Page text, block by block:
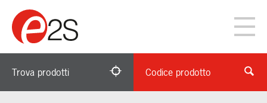
Trova prodotti Codice prodotto